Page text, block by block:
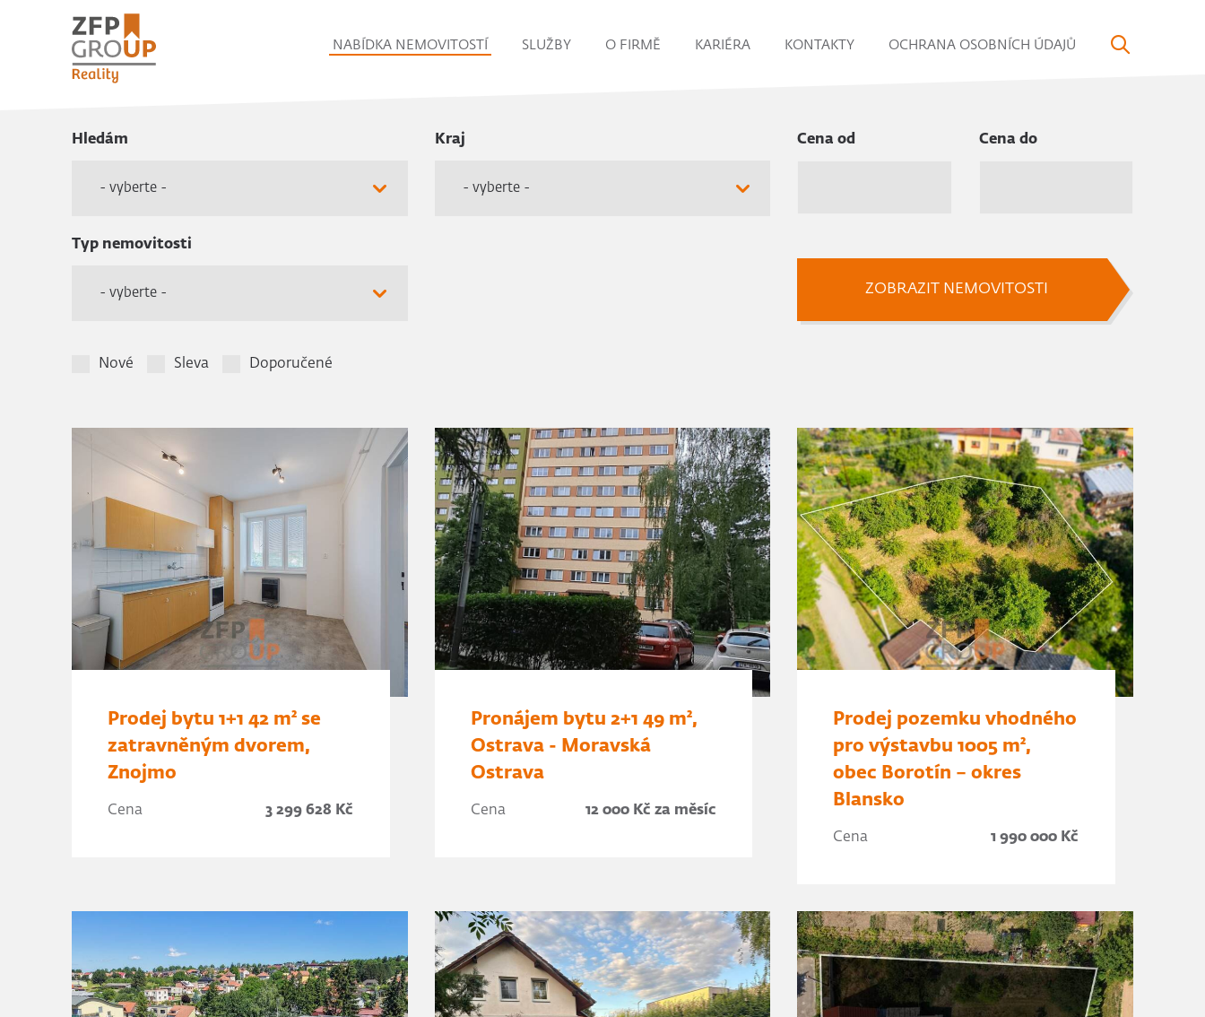
NABÍDKA NEMOVITOSTÍ SLUŽBY O FIRMĚ KARIÉRA KONTAKTY OCHRANA OSOBNÍCH ÚDAJŮ
Hledám
- vyberte -
Kraj
- vyberte -
Cena od Cena do
Typ nemovitosti
- vyberte -
Nové Sleva Doporučené
ZOBRAZIT NEMOVITOSTI
Prodej bytu 1+1 42 m² se
zatravněným dvorem,
Znojmo
Cena 3 299 628 Kč
Pronájem bytu 2+1 49 m²,
Ostrava - Moravská
Ostrava
Cena 12 000 Kč za měsíc
Prodej pozemku vhodného
pro výstavbu 1005 m²,
obec Borotín – okres
Blansko
Cena 1 990 000 Kč